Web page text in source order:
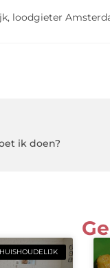
, loodgieter
ik doen?
HUISHOUDELIJK